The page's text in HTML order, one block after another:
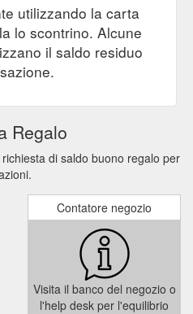
utilizzando la carta
lo scontrino. Alcune
il saldo residuo
Regalo
di saldo buono regalo per
Contatore negozio
Visita il banco del negozio o
l'help desk per l'equilibrio